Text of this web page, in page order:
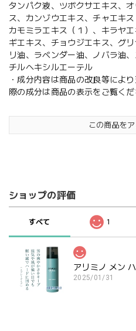
タンパク液、ツボクサエキス、
ス、カンゾウエキス、チャエキ
カモミラエキス（１）、キラヤ
ギエキス、チョウジエキス、グ
リ油、ラベンダー油、ノバラ油
チルヘキシルエーテル
・成分内容は商品の改良等によ
際の成分は商品の表示をご覧くだ
この商品を
ショップの評価
すべて 1
アリミノ メン
2025/01/31